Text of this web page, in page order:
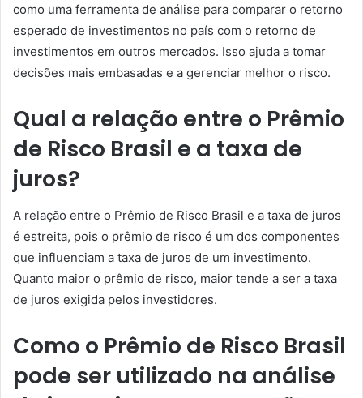
como uma ferramenta de análise para comparar o retorno
esperado de investimentos no país com o retorno de
investimentos em outros mercados. Isso ajuda a tomar
decisões mais embasadas e a gerenciar melhor o risco.
Qual a relação entre o Prêmio
de Risco Brasil e a taxa de
juros?
A relação entre o Prêmio de Risco Brasil e a taxa de juros
é estreita, pois o prêmio de risco é um dos componentes
que influenciam a taxa de juros de um investimento.
Quanto maior o prêmio de risco, maior tende a ser a taxa
de juros exigida pelos investidores.
Como o Prêmio de Risco Brasil
pode ser utilizado na análise